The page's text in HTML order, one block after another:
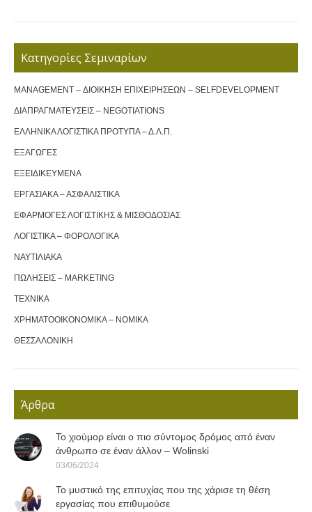
Κατηγορίες Σεμιναρίων
MANAGEMENT – ΔΙΟΙΚΗΣΗ ΕΠΙΧΕΙΡΗΣΕΩΝ – SELFDEVELOPMENT
ΔΙΑΠΡΑΓΜΑΤΕΥΣΕΙΣ – NEGOTIATIONS
ΕΛΛΗΝΙΚΑ ΛΟΓΙΣΤΙΚΑ ΠΡΟΤΥΠΑ – Δ.Λ.Π.
ΕΞΑΓΩΓΕΣ
ΕΞΕΙΔΙΚΕΥΜΕΝΑ
ΕΡΓΑΣΙΑΚΑ – ΑΣΦΑΛΙΣΤΙΚΑ
ΕΦΑΡΜΟΓΕΣ ΛΟΓΙΣΤΙΚΗΣ & ΜΙΣΘΟΔΟΣΙΑΣ
ΛΟΓΙΣΤΙΚΑ – ΦΟΡΟΛΟΓΙΚΑ
ΝΑΥΤΙΛΙΑΚΑ
ΠΩΛΗΣΕΙΣ – MARKETING
ΤΕΧΝΙΚΑ
ΧΡΗΜΑΤΟΟΙΚΟΝΟΜΙΚΑ – ΝΟΜΙΚΑ
ΘΕΣΣΑΛΟΝΙΚΗ
Άρθρα
Το χιούμορ είναι ο πιο σύντομος δρόμος από έναν
άνθρωπο σε έναν άλλον – Wolinski
03/06/2024
Το μυστικό της επιτυχίας που της χάρισε τη θέση
εργασίας που επιθυμούσε